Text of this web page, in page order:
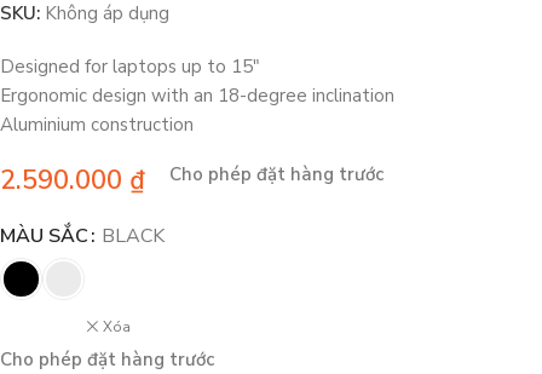
SKU: Không áp dụng
Designed for laptops up to 15″
Ergonomic design with an 18-degree inclination
Aluminium construction
2.590.000 ₫ Cho phép đặt hàng trước
MÀU SẮC BLACK
Xóa
Cho phép đặt hàng trước